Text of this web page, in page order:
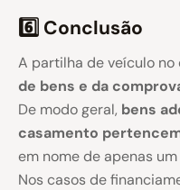
6️⃣ Conclusão
A partilha de veículo no
de bens e da
De modo geral, bens
casamento
em nome de apenas
Nos casos de